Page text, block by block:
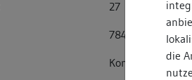
die
27
78462
Konstanz